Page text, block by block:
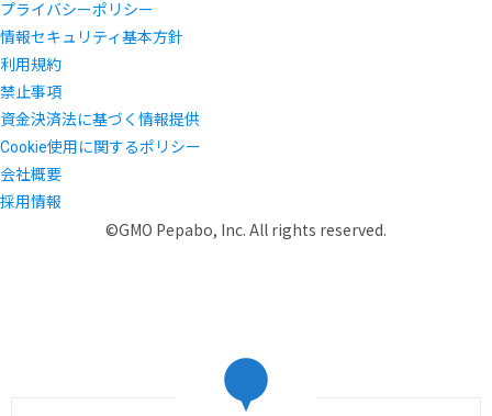
プライバシーポリシー
情報セキュリティ基本方針
利用規約
禁止事項
資金決済法に基づく情報提供
Cookie使用に関するポリシー
会社概要
採用情報
©GMO Pepabo, Inc. All rights reserved.